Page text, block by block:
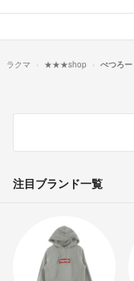
ラクマ ★★★shop ぺつろー
注目ブランド一覧